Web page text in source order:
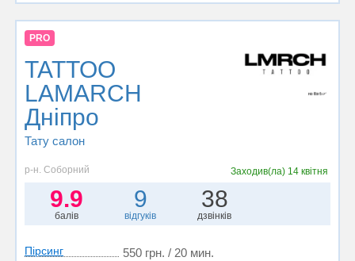
PRO
TATTOO
LAMARCH
Дніпро
Тату салон
р-н. Соборний Заходив(ла) 14 квітня
9.9
балів
9
відгуків
38
дзвінків
Пірсинг
550 грн. / 20 мин.